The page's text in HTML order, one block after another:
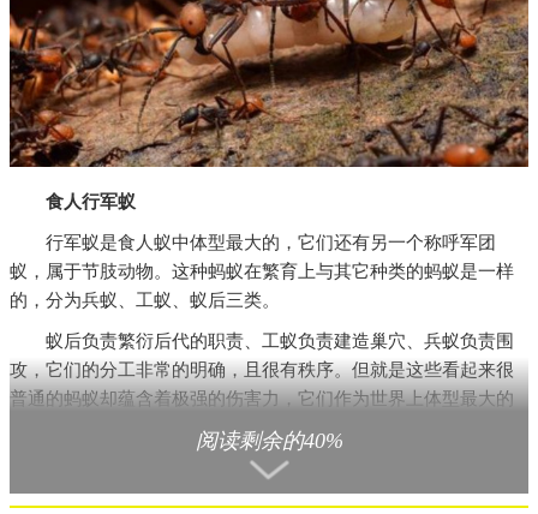
食人行军蚁
行军蚁是食人蚁中体型最大的，它们还有另一个称呼军团
蚁，属于节肢动物。这种蚂蚁在繁育上与其它种类的蚂蚁是一样
的，分为兵蚁、工蚁、蚁后三类。
蚁后负责繁衍后代的职责、工蚁负责建造巢穴、兵蚁负责围
攻，它们的分工非常的明确，且很有秩序。但就是这些看起来很
普通的蚂蚁却蕴含着极强的伤害力，它们作为世界上体型最大的
食人蚁，真的是臭名远扬。
阅读剩余的40%